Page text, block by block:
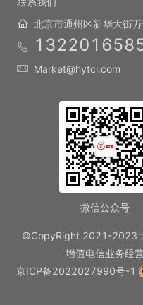
北京市通州区新华大街
Market@hytci.com
微信公众号
©CopyRight 2021-2023
增值电信业务经
京ICP备2022027990号-1